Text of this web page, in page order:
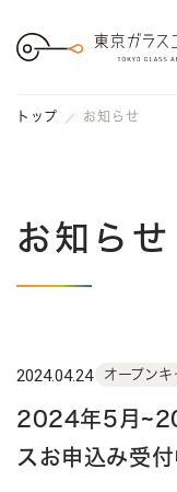
お知らせ
トップ お知らせ
2024.04.24 オープンキ
2024年5月
スお申込み受付